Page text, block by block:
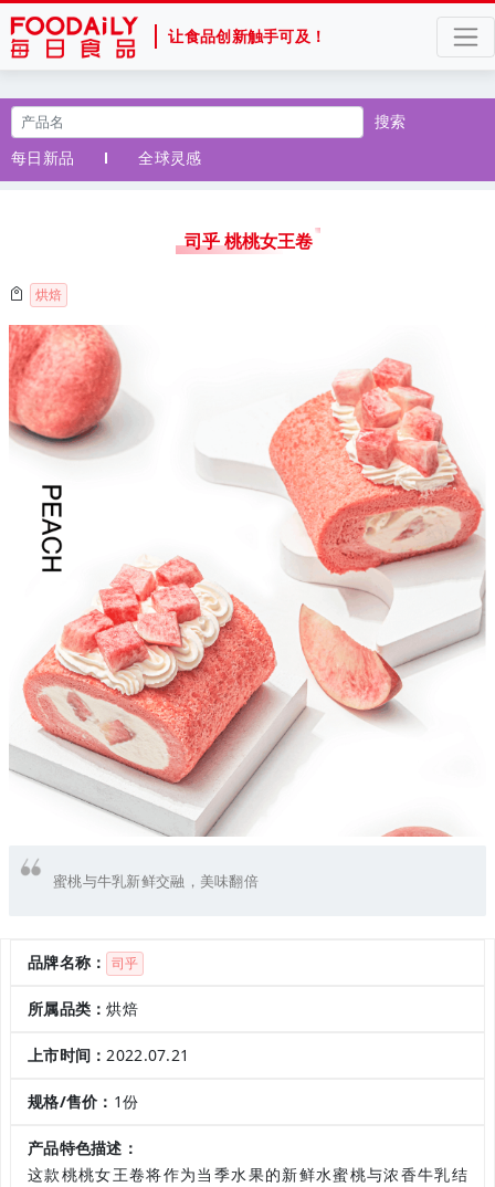
让食品创新触手可及！
搜索
每日新品
全球灵感
司乎 桃桃女王卷
烘焙
蜜桃与牛乳新鲜交融，美味翻倍
品牌名称： 司乎
所属品类：烘焙
上市时间：2022.07.21
规格/售价： 1份
产品特色描述：
这款桃桃女王卷将作为当季水果的新鲜水蜜桃与浓香牛乳结